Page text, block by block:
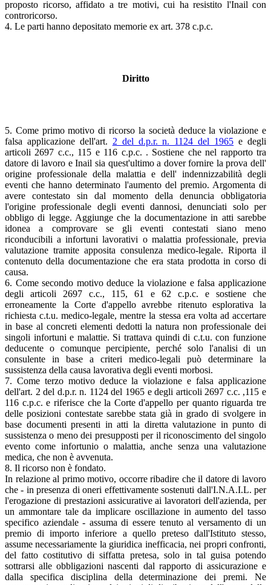
proposto ricorso, affidato a tre motivi, cui ha resistito l'Inail con
controricorso.
4. Le parti hanno depositato memorie ex art. 378 c.p.c.
Diritto
5. Come primo motivo di ricorso la società deduce la violazione e
falsa applicazione dell'art. 2 del d.p.r. n. 1124 del 1965 e degli
articoli 2697 c.c., 115 e 116 c.p.c. . Sostiene che nel rapporto tra
datore di lavoro e Inail sia quest'ultimo a dover fornire la prova dell'
origine professionale della malattia e dell' indennizzabilità degli
eventi che hanno determinato l'aumento del premio. Argomenta di
avere contestato sin dal momento della denuncia obbligatoria
l'origine professionale degli eventi dannosi, denunciati solo per
obbligo di legge. Aggiunge che la documentazione in atti sarebbe
idonea a comprovare se gli eventi contestati siano meno
riconducibili a infortuni lavorativi o malattia professionale, previa
valutazione tramite apposita consulenza medico-legale. Riporta il
contenuto della documentazione che era stata prodotta in corso di
causa.
6. Come secondo motivo deduce la violazione e falsa applicazione
degli articoli 2697 c.c., 115, 61 e 62 c.p.c. e sostiene che
erroneamente la Corte d'appello avrebbe ritenuto esplorativa la
richiesta c.t.u. medico-legale, mentre la stessa era volta ad accertare
in base al concreti elementi dedotti la natura non professionale dei
singoli infortuni e malattie. Si trattava quindi di c.t.u. con funzione
deducente o comunque percipiente, perché solo l'analisi di un
consulente in base a criteri medico-legali può determinare la
sussistenza della causa lavorativa degli eventi morbosi.
7. Come terzo motivo deduce la violazione e falsa applicazione
dell'art. 2 del d.p.r. n. 1124 del 1965 e degli articoli 2697 c.c. ,115 e
116 c.p.c. e riferisce che la Corte d'appello per quanto riguarda tre
delle posizioni contestate sarebbe stata già in grado di svolgere in
base documenti presenti in atti la diretta valutazione in punto di
sussistenza o meno dei presupposti per il riconoscimento del singolo
evento come infortunio o malattia, anche senza una valutazione
medica, che non è avvenuta.
8. Il ricorso non è fondato.
In relazione al primo motivo, occorre ribadire che il datore di lavoro
che - in presenza di oneri effettivamente sostenuti dall'I.N.A.I.L. per
l'erogazione di prestazioni assicurative ai lavoratori dell'azienda, per
un ammontare tale da implicare oscillazione in aumento del tasso
specifico aziendale - assuma di essere tenuto al versamento di un
premio di importo inferiore a quello preteso dall'Istituto stesso,
assume necessariamente la giuridica inefficacia, nei propri confronti,
del fatto costitutivo di siffatta pretesa, solo in tal guisa potendo
sottrarsi alle obbligazioni nascenti dal rapporto di assicurazione e
dalla specifica disciplina della determinazione dei premi. Ne